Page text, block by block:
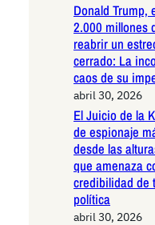
Donald Trump,
2.000 millones
reabrir un
cerrado: La
caos de su
abril 30, 2026
El Juicio de la
de espionaje
desde las
que amenaza
credibilidad de
política
abril 30, 2026